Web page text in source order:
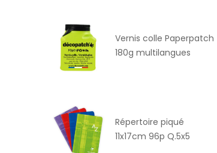
Vernis colle Paperpatch
180g multilangues
Répertoire piqué
11x17cm 96p Q.5x5